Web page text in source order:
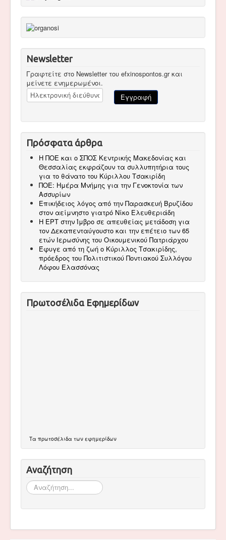
Newsletter
Γραφτείτε στο Newsletter του efxinospontos.gr και
μείνετε ενημερωμένοι.
Πρόσφατα άρθρα
Η ΠΟΕ και ο ΣΠΟΣ Κεντρικής Μακεδονίας και
Θεσσαλίας εκφράζουν τα συλλυπητήρια τους
για το θάνατο του Κύριλλου Τσακιρίδη
ΠΟΕ: Ημέρα Μνήμης για την Γενοκτονία των
Ασσυρίων
Επικήδειος λόγος από την Παρασκευή Βρυζίδου
στον αείμνηστο γιατρό Νίκο Ελευθεριάδη
Η ΕΡΤ στην Ίμβρο σε απευθείας μετάδοση για
τον Δεκαπενταύγουστο και την επέτειο των 65
ετών Ιερωσύνης του Οικουμενικού Πατριάρχου
Έφυγε από τη ζωή ο Κύριλλος Τσακιρίδης,
πρόεδρος του Πολιτιστικού Ποντιακού Συλλόγου
Λόφου Ελασσόνας
Πρωτοσέλιδα Εφημερίδων
Τα πρωτοσέλιδα των εφημερίδων
Αναζήτηση
Αναζήτηση...